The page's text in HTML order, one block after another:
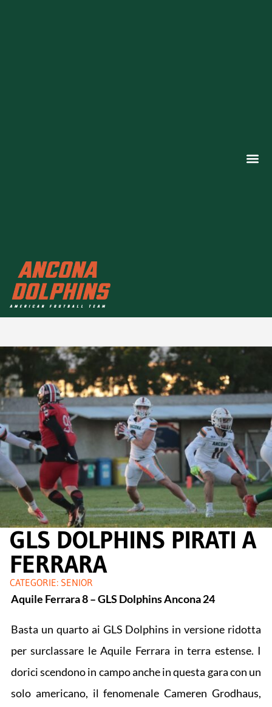
GLS DOLPHINS PIRATI A
FERRARA
CATEGORIE: SENIOR
Aquile Ferrara 8 – GLS Dolphins Ancona 24
Basta un quarto ai GLS Dolphins in versione ridotta
per surclassare le Aquile Ferrara in terra estense. I
dorici scendono in campo anche in questa gara con un
solo americano, il fenomenale Cameren Grodhaus,